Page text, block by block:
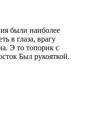
были наиболее
в глаза, врагу
Э то топорик с
Был рукояткой.